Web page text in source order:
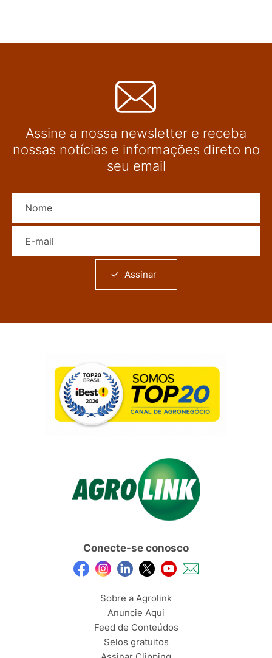
Assine a nossa newsletter e receba
nossas notícias e informações direto no
seu email
Assinar
Conecte-se conosco
Sobre a Agrolink
Anuncie Aqui
Feed de Conteúdos
Selos gratuitos